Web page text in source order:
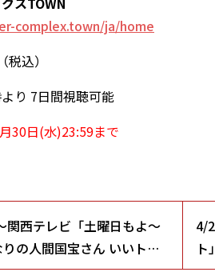
complex.town/ja/home
込）
り 7日間視聴可能
30日(水)23:59まで
関西テレビ「土曜日もよ～
の人間国宝さん いいトコ
4/24(
ト」